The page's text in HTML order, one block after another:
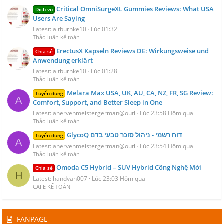
Dịch vụ Critical OmniSurgeXL Gummies Reviews: What USA
Users Are Saying
Latest: altburnke10 Lúc 01:32
Thảo luận kế toán
Chia sẻ ErectusX Kapseln Reviews DE: Wirkungsweise und
Anwendung erklärt
Latest: altburnke10 Lúc 01:28
Thảo luận kế toán
A
Tuyển dụng Melara Max USA, UK, AU, CA, NZ, FR, SG Review:
Comfort, Support, and Better Sleep in One
Latest: anervenmeistergerman@outl Lúc 23:58 Hôm qua
Thảo luận kế toán
A
Tuyển dụng GlycoQ דוח רשמי - ניהול סוכר טבעי בדם
Latest: anervenmeistergerman@outl Lúc 23:54 Hôm qua
Thảo luận kế toán
H
Chia sẻ Omoda C5 Hybrid – SUV Hybrid Công Nghệ Mới
Latest: handvan007 Lúc 23:03 Hôm qua
CAFE KẾ TOÁN
FANPAGE